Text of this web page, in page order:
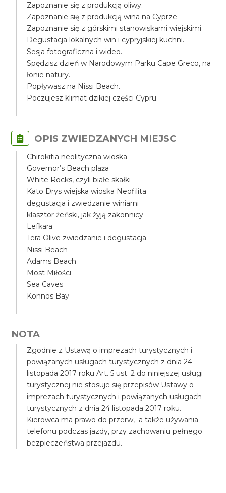
Zapoznanie się z produkcją oliwy.
Zapoznanie się z produkcją wina na Cyprze.
Zapoznanie się z górskimi stanowiskami wiejskimi
Degustacja lokalnych win i cypryjskiej kuchni.
Sesja fotograficzna i wideo.
Spędzisz dzień w Narodowym Parku Cape Greco, na
łonie natury.
Popływasz na Nissi Beach.
Poczujesz klimat dzikiej części Cypru.
OPIS ZWIEDZANYCH MIEJSC
Chirokitia neolityczna wioska
Governor’s Beach plaża
White Rocks, czyli białe skałki
Kato Drys wiejska wioska Neofilita
degustacja i zwiedzanie winiarni
klasztor żeński, jak żyją zakonnicy
Lefkara
Tera Olive zwiedzanie i degustacja
Nissi Beach
Adams Beach
Most Miłości
Sea Caves
Konnos Bay
NOTA
Zgodnie z Ustawą o imprezach turystycznych i
powiązanych usługach turystycznych z dnia 24
listopada 2017 roku Art. 5 ust. 2 do niniejszej usługi
turystycznej nie stosuje się przepisów Ustawy o
imprezach turystycznych i powiązanych usługach
turystycznych z dnia 24 listopada 2017 roku.
Kierowca ma prawo do przerw, a także używania
telefonu podczas jazdy, przy zachowaniu pełnego
bezpieczeństwa przejazdu.